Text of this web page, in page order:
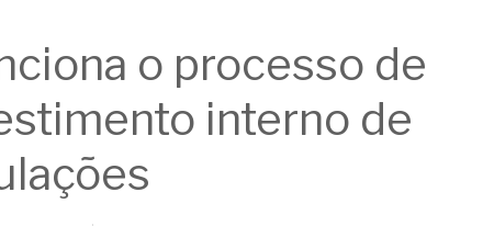
o processo de
interno de